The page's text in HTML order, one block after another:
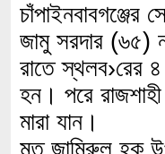
চাঁপাইনবাবগঞ্জের
জামু সরদার (৬৫)
রাতে স্থলব›রের
হন। পরে
মারা যান।
মৃত জামিরুল হক